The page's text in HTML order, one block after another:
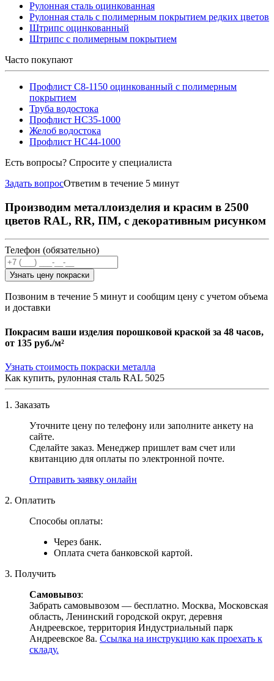
Рулонная сталь оцинкованная
Рулонная сталь с полимерным покрытием редких цветов
Штрипс оцинкованный
Штрипс с полимерным покрытием
Часто покупают
Профлист С8-1150 оцинкованный с полимерным
покрытием
Труба водостока
Профлист НС35-1000
Желоб водостока
Профлист НС44-1000
Есть вопросы? Спросите у специалиста
Задать вопросОтветим в течение 5 минут
Производим металлоизделия и красим в 2500
цветов RAL, RR, ПМ, с декоративным рисунком
Телефон (обязательно)
Узнать цену покраски
Позвоним в течение 5 минут и сообщим цену с учетом объема
и доставки
Покрасим ваши изделия порошковой краской за 48 часов,
от 135 руб./м²
Узнать стоимость покраски металла
Как купить, рулонная сталь RAL 5025
1. Заказать
Уточните цену по телефону или заполните анкету на
сайте.
Сделайте заказ. Менеджер пришлет вам счет или
квитанцию для оплаты по электронной почте.
Отправить заявку онлайн
2. Оплатить
Способы оплаты:
Через банк.
Оплата счета банковской картой.
3. Получить
Самовывоз:
Забрать самовывозом — бесплатно. Москва, Московская
область, Ленинский городской округ, деревня
Андреевское, территория Индустриальный парк
Андреевское 8а. Ссылка на инструкцию как проехать к
складу.